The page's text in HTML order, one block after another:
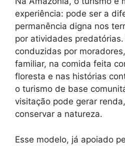
experiência: pode ser a
permanência digna nos
por atividades predatórias.
conduzidas por
familiar, na comida feita
floresta e nas histórias
o turismo de base
visitação pode gerar
conservar a natureza.
Esse modelo, já apoiado